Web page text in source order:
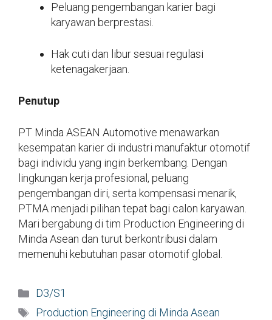
Peluang pengembangan karier bagi
karyawan berprestasi.
Hak cuti dan libur sesuai regulasi
ketenagakerjaan.
Penutup
PT Minda ASEAN Automotive menawarkan
kesempatan karier di industri manufaktur otomotif
bagi individu yang ingin berkembang. Dengan
lingkungan kerja profesional, peluang
pengembangan diri, serta kompensasi menarik,
PTMA menjadi pilihan tepat bagi calon karyawan.
Mari bergabung di tim Production Engineering di
Minda Asean dan turut berkontribusi dalam
memenuhi kebutuhan pasar otomotif global.
Kategori
D3/S1
Tag
Production Engineering di Minda Asean